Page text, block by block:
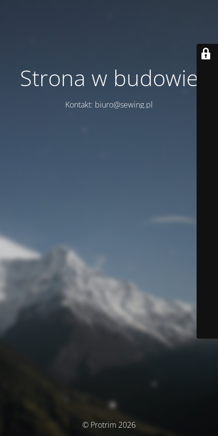
Strona w budowie
Kontakt: biuro@sewing.pl
© Protrim 2026